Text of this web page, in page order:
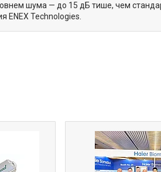
шума — до 15 дБ тише, чем
ENEX Technologies.